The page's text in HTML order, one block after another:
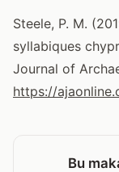
Steele, P. M.
syllabiques
Journal of
https://
Bu